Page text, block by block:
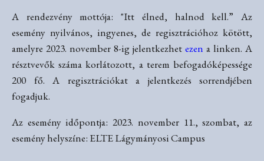
A rendezvény mottója: "Itt élned, halnod kell.” Az
esemény nyilvános, ingyenes, de regisztrációhoz kötött,
amelyre 2023. november 8-ig jelentkezhet ezen a linken. A
résztvevők száma korlátozott, a terem befogadóképessége
200 fő. A regisztrációkat a jelentkezés sorrendjében
fogadjuk.
Az esemény időpontja: 2023. november 11., szombat, az
esemény helyszíne: ELTE Lágymányosi Campus